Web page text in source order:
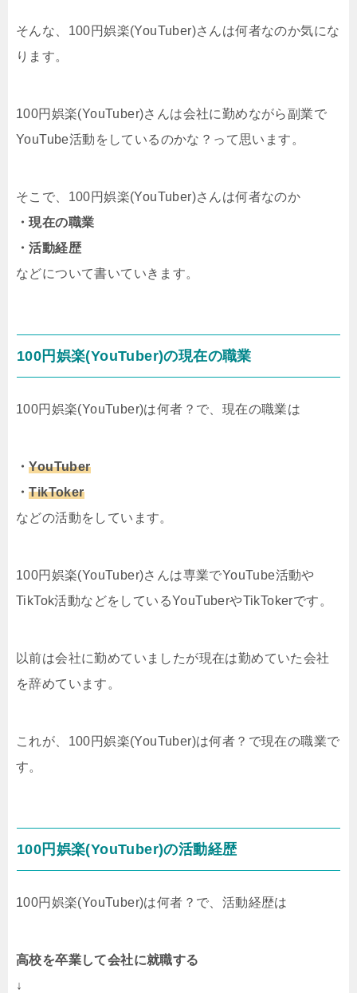
そんな、100円娯楽(YouTuber)さんは何者なのか気にな
ります。
100円娯楽(YouTuber)さんは会社に勤めながら副業で
YouTube活動をしているのかな？って思います。
そこで、100円娯楽(YouTuber)さんは何者なのか
・現在の職業
・活動経歴
などについて書いていきます。
100円娯楽(YouTuber)の現在の職業
100円娯楽(YouTuber)は何者？で、現在の職業は
・YouTuber
・TikToker
などの活動をしています。
100円娯楽(YouTuber)さんは専業でYouTube活動や
TikTok活動などをしているYouTuberやTikTokerです。
以前は会社に勤めていましたが現在は勤めていた会社
を辞めています。
これが、100円娯楽(YouTuber)は何者？で現在の職業で
す。
100円娯楽(YouTuber)の活動経歴
100円娯楽(YouTuber)は何者？で、活動経歴は
高校を卒業して会社に就職する
↓